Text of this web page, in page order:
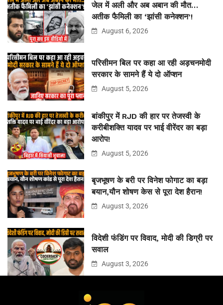
जेल में अली और अब अबान की मौत…
अतीक फैमिली का ‘झांसी कनेक्शन’!
August 6, 2026
परिसीमन बिल पर कहा आ रही अड़चनमोदी
सरकार के सामने हैं ये दो ऑप्शन
August 5, 2026
बांकीपुर में RJD की हार पर तेजस्वी के
करीबीशक्ति यादव पर भाई वीरेंदर का बड़ा
आरोप!
August 5, 2026
बृजभूषण के बरी पर विनेश फोगाट का बड़ा
बयान,यौन शोषण केस से पूरा देश हैरान!
August 3, 2026
विदेशी फंडिंग पर विवाद, मोदी की डिग्री पर
सवाल
August 3, 2026